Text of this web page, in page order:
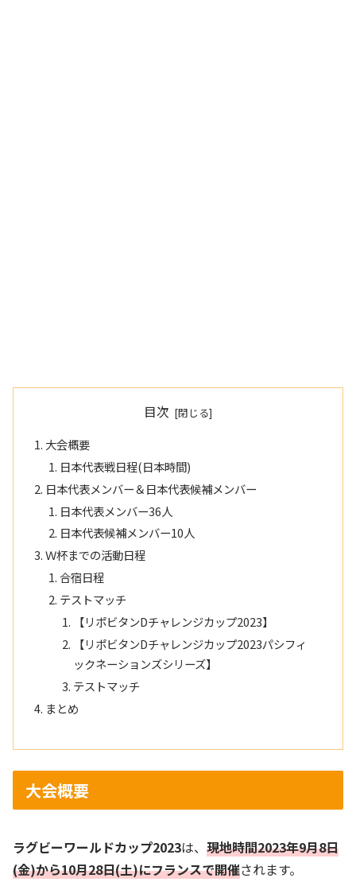
目次
大会概要
日本代表戦日程(日本時間)
日本代表メンバー＆日本代表候補メンバー
日本代表メンバー36人
日本代表候補メンバー10人
Ｗ杯までの活動日程
合宿日程
テストマッチ
【リポビタンDチャレンジカップ2023】
【リポビタンDチャレンジカップ2023パシフィ
ックネーションズシリーズ】
テストマッチ
まとめ
大会概要
ラグビーワールドカップ2023は、 現地時間2023年9月8日
(金)から10月28日(土)にフランスで開催されます。